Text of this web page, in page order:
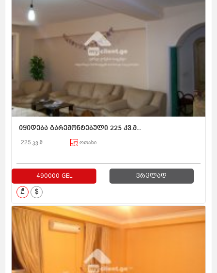
იყიდება გარემონტებული 225 კვ.მ...
225 კვ.მ ოთახი
490000 GEL ვრცლად
₾ $